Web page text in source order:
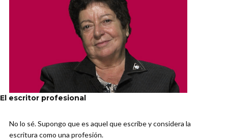
El escritor profesional
No lo sé. Supongo que es aquel que escribe y considera la
escritura como una profesión.